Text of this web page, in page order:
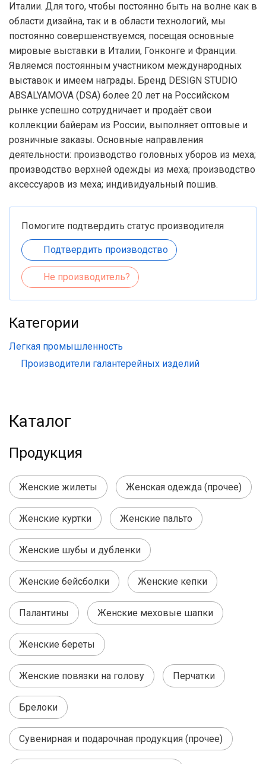
Италии. Для того, чтобы постоянно быть на волне как в
области дизайна, так и в области технологий, мы
постоянно совершенствуемся, посещая основные
мировые выставки в Италии, Гонконге и Франции.
Являемся постоянным участником международных
выставок и имеем награды. Бренд DESIGN STUDIO
ABSALYAMOVA (DSA) более 20 лет на Российском
рынке успешно сотрудничает и продаёт свои
коллекции байерам из России, выполняет оптовые и
розничные заказы. Основные направления
деятельности: производство головных уборов из меха;
производство верхней одежды из меха; производство
аксессуаров из меха; индивидуальный пошив.
Помогите подтвердить статус производителя
Подтвердить производство
Не производитель?
Категории
Легкая промышленность
Производители галантерейных изделий
Каталог
Продукция
Женские жилеты Женская одежда (прочее)
Женские куртки Женские пальто
Женские шубы и дубленки
Женские бейсболки Женские кепки
Палантины Женские меховые шапки
Женские береты
Женские повязки на голову Перчатки
Брелоки
Сувенирная и подарочная продукция (прочее)